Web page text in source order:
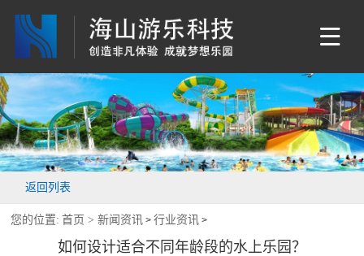
返回列表
您的位置: 首页 >新闻资讯 >行业资讯 >
如何设计适合不同年龄段的水上乐园？